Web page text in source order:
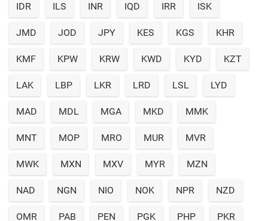
IDR ILS INR IQD IRR ISK
JMD JOD JPY KES KGS KHR
KMF KPW KRW KWD KYD KZT
LAK LBP LKR LRD LSL LYD
MAD MDL MGA MKD MMK
MNT MOP MRO MUR MVR
MWK MXN MXV MYR MZN
NAD NGN NIO NOK NPR NZD
OMR PAB PEN PGK PHP PKR